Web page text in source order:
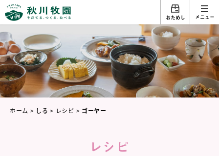
おためし メニュー
ホーム > しる > レシピ > ゴーヤー
レシピ